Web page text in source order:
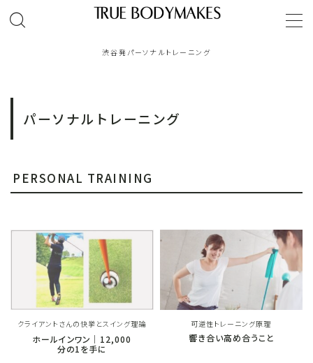
渋谷発パーソナルトレーニング
オンラインパーソナルトレーニング
お客様体験談
レッスンコース
レッスンお申し込み
パーソナルトレーニング
PERSONAL TRAINING
クライアントさんの快挙とスイング理論
ホールインワン｜12,000
分の1を手に
可逆性トレーニング原理
響き合い高め合うこと